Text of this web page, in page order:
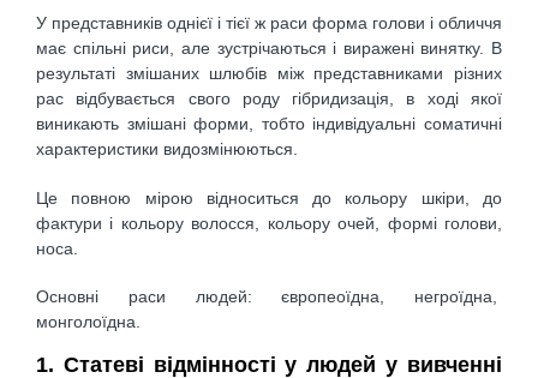
У представників однієї і тієї ж раси форма голови і обличчя
має спільні риси, але зустрічаються і виражені винятку. В
результаті змішаних шлюбів між представниками різних
рас відбувається свого роду гібридизація, в ході якої
виникають змішані форми, тобто індивідуальні соматичні
характеристики видозмінюються.
Це повною мірою відноситься до кольору шкіри, до
фактури і кольору волосся, кольору очей, формі голови,
носа.
Основні раси людей: європеоїдна, негроїдна,
монголоїдна.
1. Статеві відмінності у людей у вивченні